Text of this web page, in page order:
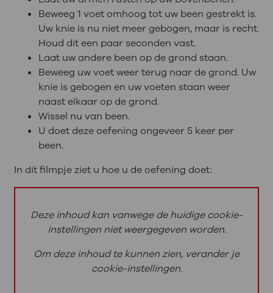
Beweeg 1 voet omhoog tot uw been gestrekt is.
Uw knie is nu niet meer gebogen, maar is recht.
Houd dit een paar seconden vast.
Laat uw andere been op de grond staan.
Beweeg uw voet weer terug naar de grond. Uw
knie is gebogen en uw voeten staan weer
naast elkaar op de grond.
Wissel nu van been.
U doet deze oefening ongeveer 5 keer per
been.
In dit filmpje ziet u hoe u de oefening doet:
Deze inhoud kan vanwege de huidige cookie-
instellingen niet weergegeven worden.
Om deze inhoud te kunnen zien, verander je
cookie-instellingen.